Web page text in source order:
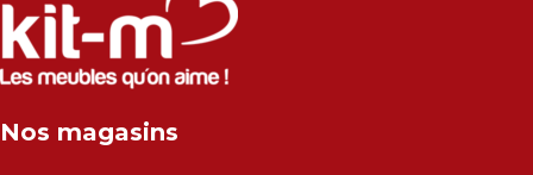
Canapé lit - Cuisine sur-mesure - Fauteuil - Armoire - Table
et chaise - Meuble de salle de bain - Literie - Lit - Bureau -
Électroménager - Télévision led - Réfrigérateur -
- Matelas - Hifi Hitachi, LG, Sharp, Philips, Bosh, Moulinex,
Nos magasins